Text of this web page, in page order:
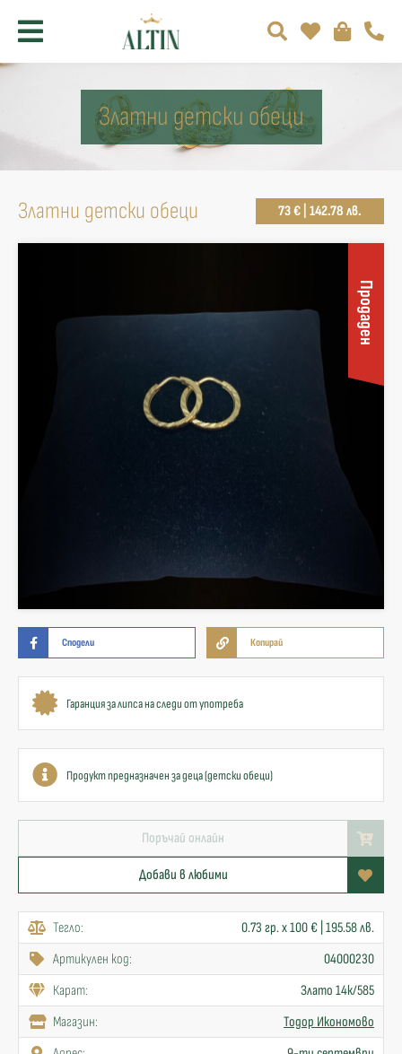
Златни детски обеци
Златни детски обеци 73 € | 142.78 лв.
Продаден
Сподели Копирай
Гаранция за липса на следи от употреба
Продукт предназначен за деца (детски обеци)
Поръчай онлайн
Добави в любими
Тегло:
0.73 гр. x 100 € | 195.58 лв.
Артикулен код:
04000230
Карат:
Злато 14к/585
Mагазин:
Тодор Икономово